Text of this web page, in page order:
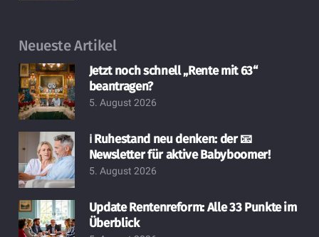
Neueste Artikel
Jetzt noch schnell „Rente mit 63“
beantragen?
5. August 2026
ℹ️ Ruhestand neu denken: der 📧
Newsletter für aktive Babyboomer!
5. August 2026
Update Rentenreform: Alle 33 Punkte im
Überblick